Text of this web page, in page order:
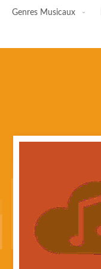
Genres Musicaux
images
gallery